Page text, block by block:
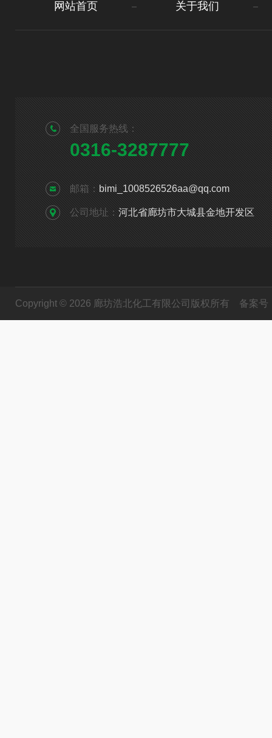
网站首页 关于我们
全国服务热线：
0316-3287777
邮箱： bimi_1008526526aa@qq.com
公司地址： 河北省廊坊市大城县金地开发区
Copyright © 2026 廊坊浩北化工有限公司版权所有 备案号